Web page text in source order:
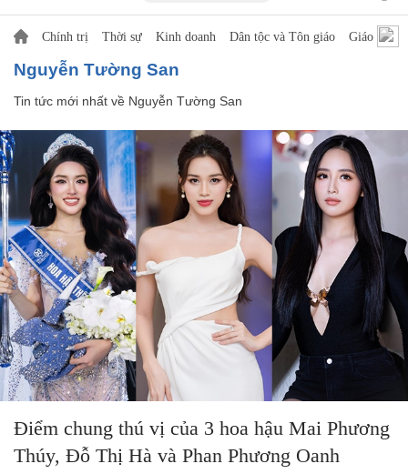
Chính trị Thời sự Kinh doanh Dân tộc và Tôn giáo Giáo dục
Nguyễn Tường San
Tin tức mới nhất về Nguyễn Tường San
Điểm chung thú vị của 3 hoa hậu Mai Phương
Thúy, Đỗ Thị Hà và Phan Phương Oanh